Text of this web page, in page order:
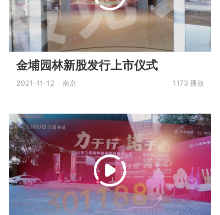
金埔园林新股发行上市仪式
2021-11-12 南京 1173 播放